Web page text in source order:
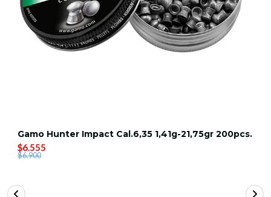
Gamo Hunter Impact Cal.6,35 1,41g-21,75gr 200pcs.
$6.555
$6.900